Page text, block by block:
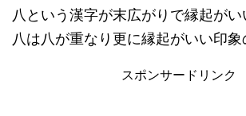
八という漢字が末広がりで縁起が
八は八が重なり更に縁起がいい印象
スポンサードリンク